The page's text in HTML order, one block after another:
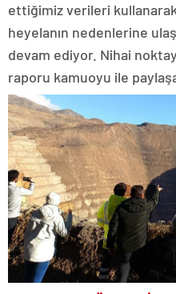
ettiğimiz verileri
heyelanın nedenlerine
devam ediyor. Nihai
raporu kamuoyu ile